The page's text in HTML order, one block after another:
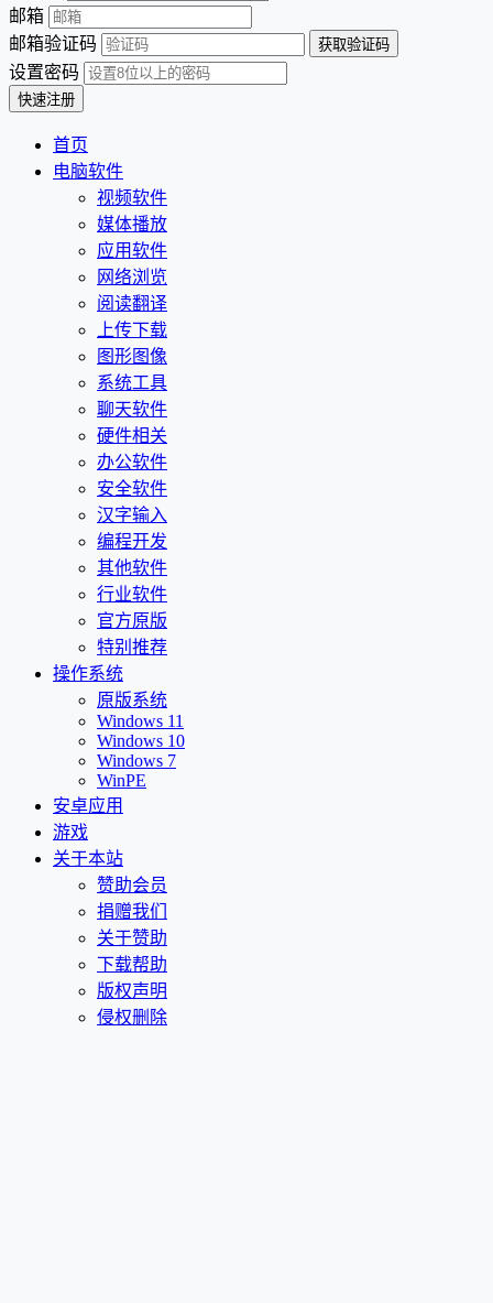
邮箱
邮箱验证码
设置密码
首页
电脑软件
视频软件
媒体播放
应用软件
网络浏览
阅读翻译
上传下载
图形图像
系统工具
聊天软件
硬件相关
办公软件
安全软件
汉字输入
编程开发
其他软件
行业软件
官方原版
特别推荐
操作系统
原版系统
Windows 11
Windows 10
Windows 7
WinPE
安卓应用
游戏
关于本站
赞助会员
捐赠我们
关于赞助
下载帮助
版权声明
侵权删除